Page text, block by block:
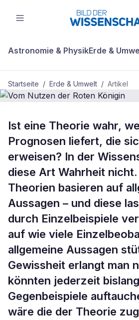
Astronomie & PhysikErde &
Startseite / Erde & Umwelt / Artikel
BDW Plus ERDE & UMWELT
Vom Nutzen der
Ist eine Theorie wahr,
Prognosen liefert, die
erweisen? In der
diese Art Wahrheit
Theorien basieren auf
Aussagen – und diese
durch Einzelbeispiele
auf wie viele
allgemeine Aussagen
Gewissheit erlangt man
könnten jederzeit
Gegenbeispiele
wäre die der Theorie